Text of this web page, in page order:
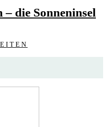
die Sonneninsel